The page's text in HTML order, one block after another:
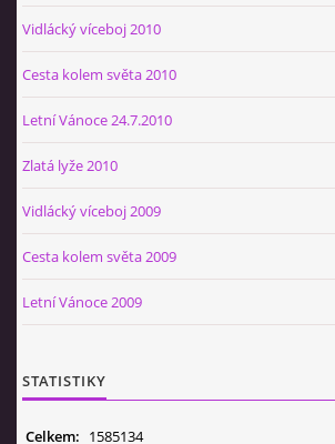
Vidlácký víceboj 2010
Cesta kolem světa 2010
Letní Vánoce 24.7.2010
Zlatá lyže 2010
Vidlácký víceboj 2009
Cesta kolem světa 2009
Letní Vánoce 2009
STATISTIKY
Celkem: 1585134